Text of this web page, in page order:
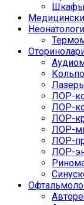
ЛОР-
ЛОР-
ЛОР-
ЛОР-
ЛОР-
ЛОР-